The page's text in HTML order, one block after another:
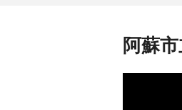
阿蘇